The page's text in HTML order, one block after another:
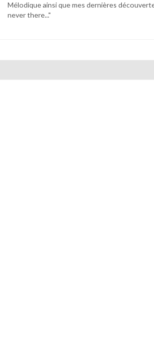
Mélodique ainsi que mes dernières
never there..."